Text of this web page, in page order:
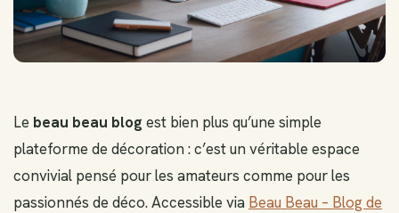
Le beau beau blog est bien plus qu’une simple
plateforme de décoration : c’est un véritable espace
convivial pensé pour les amateurs comme pour les
passionnés de déco. Accessible via Beau Beau – Blog de